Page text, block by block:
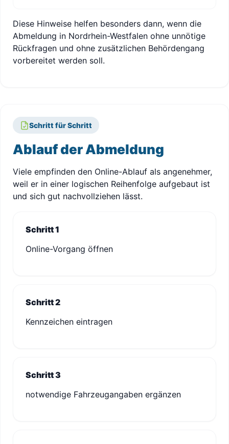
Diese Hinweise helfen besonders dann, wenn die
Abmeldung in Nordrhein-Westfalen ohne unnötige
Rückfragen und ohne zusätzlichen Behördengang
vorbereitet werden soll.
Schritt für Schritt
Ablauf der Abmeldung
Viele empfinden den Online-Ablauf als angenehmer,
weil er in einer logischen Reihenfolge aufgebaut ist
und sich gut nachvollziehen lässt.
Schritt 1
Online-Vorgang öffnen
Schritt 2
Kennzeichen eintragen
Schritt 3
notwendige Fahrzeugangaben ergänzen